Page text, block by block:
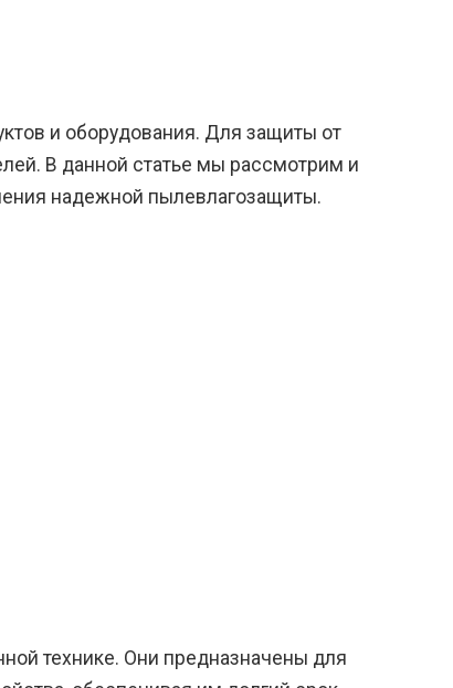
и оборудования. Для защиты от
В данной статье мы рассмотрим и
надежной пылевлагозащиты.
технике. Они предназначены для